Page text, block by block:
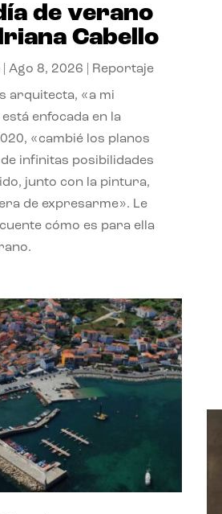
de verano
Cabello
|Ago 8, 2026 Reportaje
arquitecta, «a mi
enfocada en la
«cambié los planos
infinitas posibilidades
junto con la pintura,
de expresarme». Le
cómo es para ella